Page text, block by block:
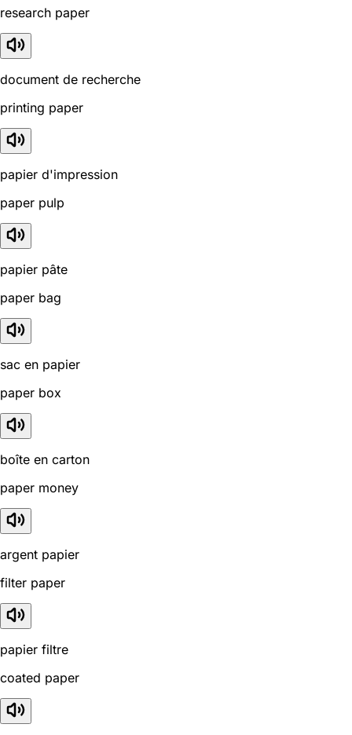
research paper
document de recherche
printing paper
papier d'impression
paper pulp
papier pâte
paper bag
sac en papier
paper box
boîte en carton
paper money
argent papier
filter paper
papier filtre
coated paper